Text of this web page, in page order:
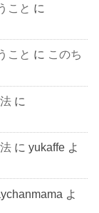
こと に
こと に このち
に
にyukaffe よ
よ